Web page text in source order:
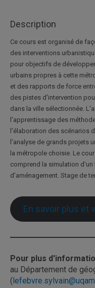
Description
Ce cours est organisé de
des interventions
pour objectifs de
urbains propres à cette
et des rapports de force
des pistes d'intervention
dans la ville sélectionnée.
l'apprentissage des
l'élaboration des scénarios
l'analyse de grands projets
la métropole choisie. Le
comprend la simulation
d'aménagement. Stage de
En savoir plus et
Pour plus
au Département de
(